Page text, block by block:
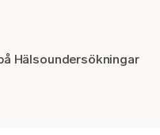
Hälsoundersökningar